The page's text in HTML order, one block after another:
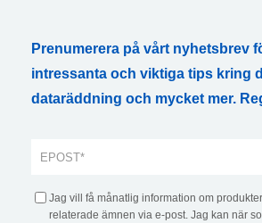
Prenumerera på vårt nyhetsbrev
intressanta och viktiga tips kring
dataräddning och mycket mer.
Jag vill få månatlig information om
relaterade ämnen via e-post. Jag kan när